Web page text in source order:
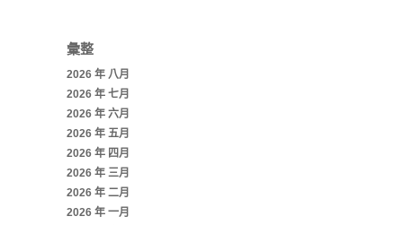
彙整
2026 年 八月
2026 年 七月
2026 年 六月
2026 年 五月
2026 年 四月
2026 年 三月
2026 年 二月
2026 年 一月